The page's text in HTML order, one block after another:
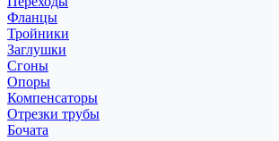
Фланцы
Тройники
Заглушки
Сгоны
Опоры
Компенсаторы
Отрезки трубы
Бочата